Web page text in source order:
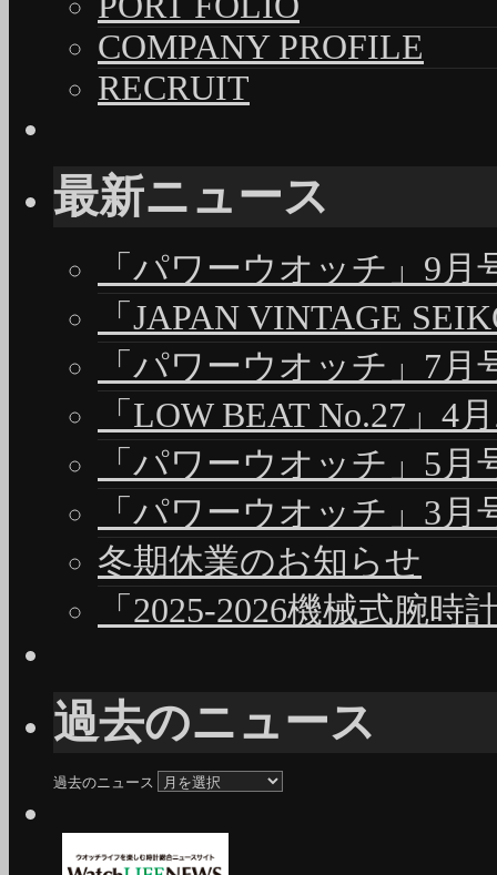
COMPANY PROFILE
RECRUIT
最新ニュース
「パワーウオッチ」9月
「JAPAN VINTAGE
「パワーウオッチ」7月
「LOW BEAT No.27」4
「パワーウオッチ」5月
「パワーウオッチ」3月
冬期休業のお知らせ
「2025-2026機械式腕時
過去のニュース
過去のニュース